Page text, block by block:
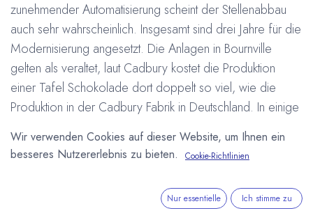
zunehmender Automatisierung scheint der Stellenabbau
auch sehr wahrscheinlich. Insgesamt sind drei Jahre für die
Modernisierung angesetzt. Die Anlagen in Bournville
gelten als veraltet, laut Cadbury kostet die Produktion
einer Tafel Schokolade dort doppelt so viel, wie die
Produktion in der Cadbury Fabrik in Deutschland. In einige
Teile der Produktion in Bournville wurde seit 30 Jahren
nichts mehr investiert. Durch die Investition wird der Erhalt
der Fabrik auch für die nächste Generation sichergestellt.
Wir verwenden Cookies auf dieser Website, um Ihnen ein
besseres Nutzererlebnis zu bieten.
Cookie-Richtlinien
Nur essentielle Ich stimme zu